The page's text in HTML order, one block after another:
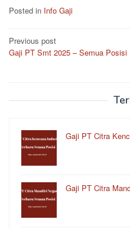
Posted in Info Gaji
Post
navigation
Previous post
Gaji PT Smt 2025 – Semua Posisi
Gaji PT Citra
Gaji PT Citra